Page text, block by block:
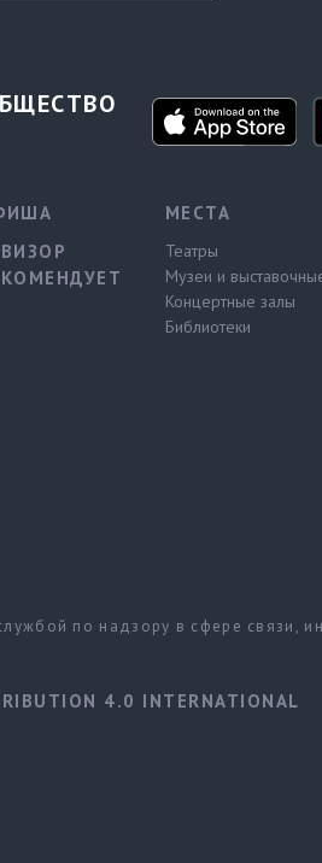
МЕСТА
Театры
Музеи и
Концертные залы
Библиотеки
по надзору в сфере связи,
4.0 INTERNATIONAL